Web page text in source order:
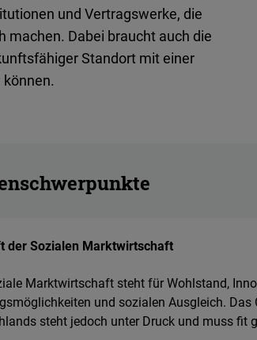
und Vertragswerke, die
Dabei braucht auch die
Standort mit einer
der Sozialen Marktwirtschaft
Marktwirtschaft steht für Wohlstand,
und sozialen Ausgleich. Das
steht jedoch unter Druck und muss fit